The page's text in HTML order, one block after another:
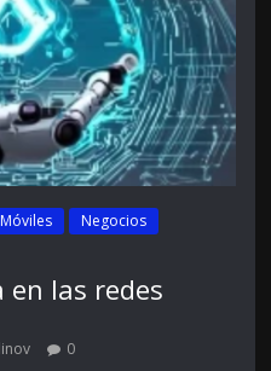
Móviles
Negocios
en las redes
0